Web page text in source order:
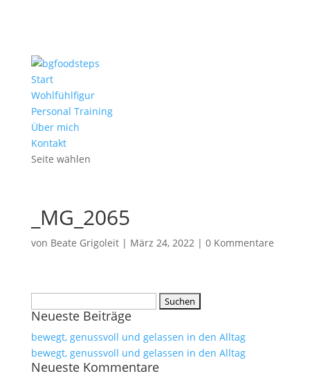
Start
Wohlfühlfigur
Personal Training
Über mich
Kontakt
Seite wählen
_MG_2065
von Beate Grigoleit| März 24, 2022| 0 Kommentare
nach:
Neueste Beiträge
bewegt, genussvoll und gelassen in den Alltag
bewegt, genussvoll und gelassen in den Alltag
Neueste Kommentare